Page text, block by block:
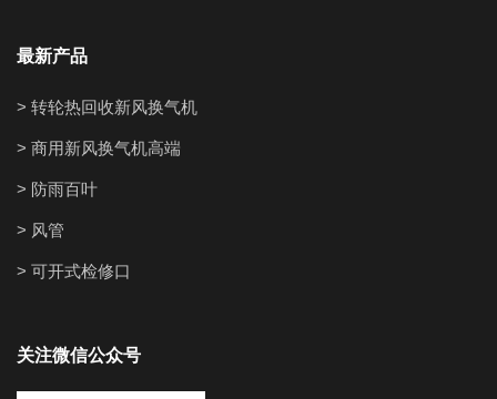
最新产品
> 转轮热回收新风换气机
> 商用新风换气机高端
> 防雨百叶
> 风管
> 可开式检修口
关注微信公众号